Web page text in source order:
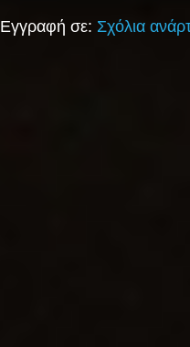
Εγγραφή σε: Σχόλια